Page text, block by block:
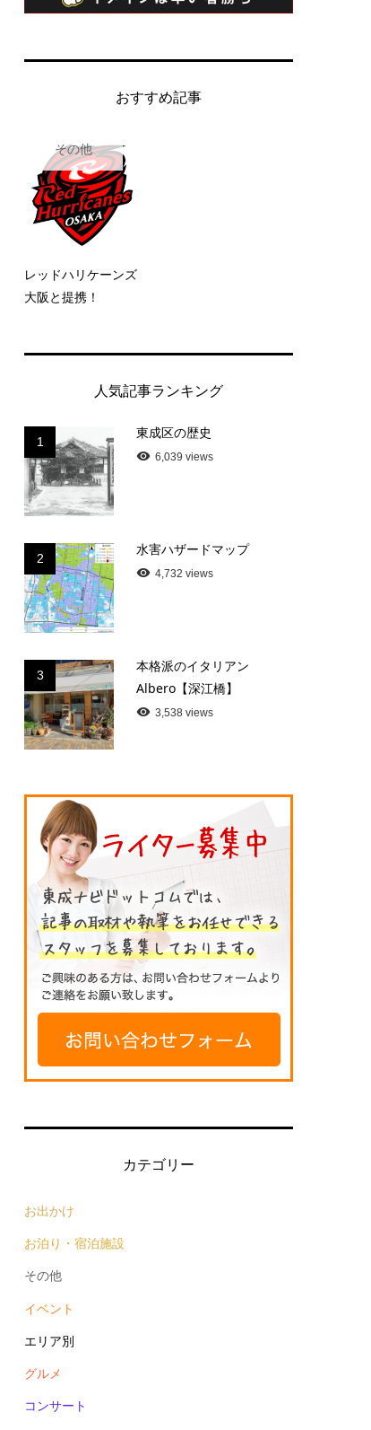
おすすめ記事
その他
レッドハリケーンズ
大阪と提携！
人気記事ランキング
1
東成区の歴史
6,039 views
2
水害ハザードマップ
4,732 views
3
本格派のイタリアン
Albero【深江橋】
3,538 views
カテゴリー
お出かけ
お泊り・宿泊施設
その他
イベント
エリア別
グルメ
コンサート